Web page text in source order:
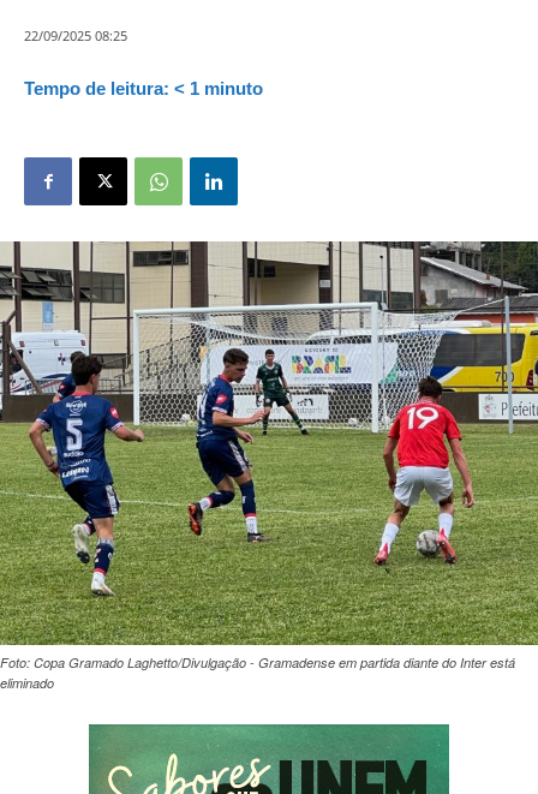
22/09/2025 08:25
Tempo de leitura: < 1 minuto
Foto: Copa Gramado Laghetto/Divulgação - Gramadense em partida diante do Inter está
eliminado